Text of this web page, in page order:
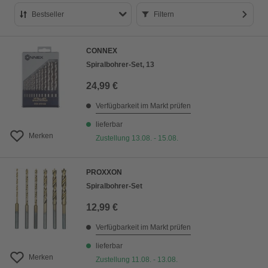
Bestseller
Preis aufsteigend
Preis absteigend
Bewertung
Filtern
Merken
CONNEX
Spiralbohrer-Set, 13
24,99 €
Verfügbarkeit im Markt prüfen
lieferbar
Zustellung 13.08. - 15.08.
Merken
PROXXON
Spiralbohrer-Set
12,99 €
Verfügbarkeit im Markt prüfen
lieferbar
Zustellung 11.08. - 13.08.